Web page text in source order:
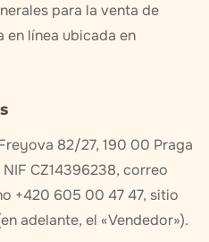
para la venta de
en línea ubicada en
82/27, 190 00 Praga
CZ14396238, correo
+420 605 00 47 47, sitio
adelante, el «Vendedor»).